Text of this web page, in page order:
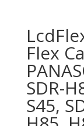
Flex
SDR-
S45,